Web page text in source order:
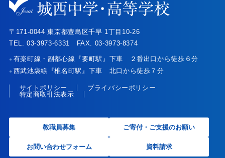
〒171-0044 東京都豊島区千早 1丁目10-26
TEL. 03-3973-6331 FAX. 03-3973-8374
● 有楽町線・副都心線『要町駅』下車 ２番出口から徒歩６分
● 西武池袋線『椎名町駅』下車 北口から徒歩７分
サイトポリシー
プライバシーポリシー
特定商取引法表示
教職員募集 ご寄付・ご支援のお願い
お問い合わせフォーム 資料請求